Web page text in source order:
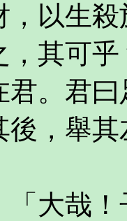
，以生
，其可乎
君。君
後，舉
「大哉